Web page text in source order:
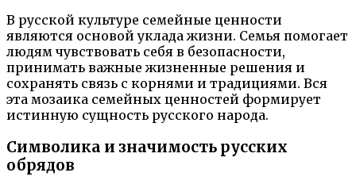
В русской культуре семейные ценности
являются основой уклада жизни. Семья помогает
людям чувствовать себя в безопасности,
принимать важные жизненные решения и
сохранять связь с корнями и традициями. Вся
эта мозаика семейных ценностей формирует
истинную сущность русского народа.
Символика и значимость русских
обрядов